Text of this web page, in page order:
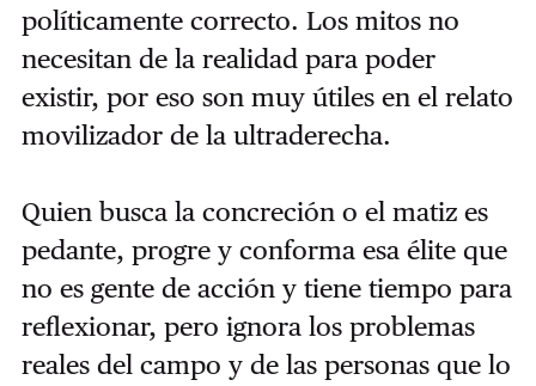
políticamente correcto. Los mitos no
necesitan de la realidad para poder
existir, por eso son muy útiles en el relato
movilizador de la ultraderecha.
Quien busca la concreción o el matiz es
pedante, progre y conforma esa élite que
no es gente de acción y tiene tiempo para
reflexionar, pero ignora los problemas
reales del campo y de las personas que lo